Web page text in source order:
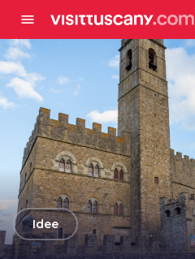
menu
arrow_backIdee